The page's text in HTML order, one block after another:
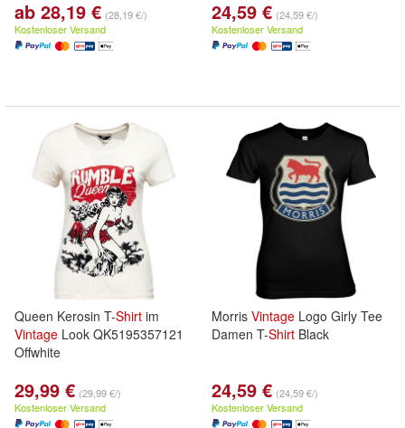
ab 28,19 € (28,19 €/)
Kostenloser Versand
24,59 € (24,59 €/)
Kostenloser Versand
Queen Kerosin T-Shirt im
Vintage Look QK5195357121
Offwhite
29,99 € (29,99 €/)
Kostenloser Versand
Morris Vintage Logo Girly Tee
Damen T-Shirt Black
24,59 € (24,59 €/)
Kostenloser Versand